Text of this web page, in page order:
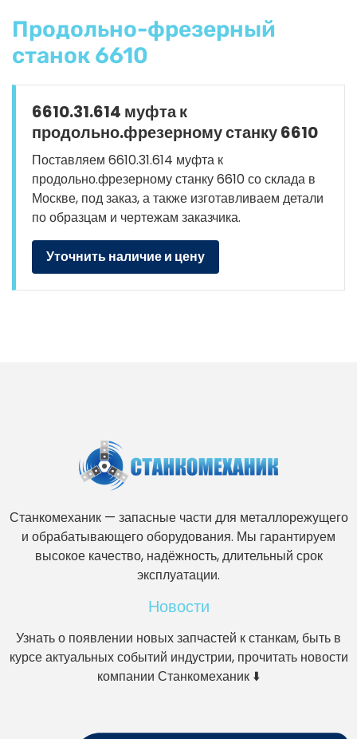
Продольно-фрезерный
станок 6610
6610.31.614 муфта к
продольно.фрезерному станку 6610
Поставляем 6610.31.614 муфта к
продольно.фрезерному станку 6610 со склада в
Москве, под заказ, а также изготавливаем детали
по образцам и чертежам заказчика.
Уточнить наличие и цену
Станкомеханик — запасные части для металлорежущего
и обрабатывающего оборудования. Мы гарантируем
высокое качество, надёжность, длительный срок
эксплуатации.
Новости
Узнать о появлении новых запчастей к станкам, быть в
курсе актуальных событий индустрии, прочитать новости
компании Станкомеханик ⬇️